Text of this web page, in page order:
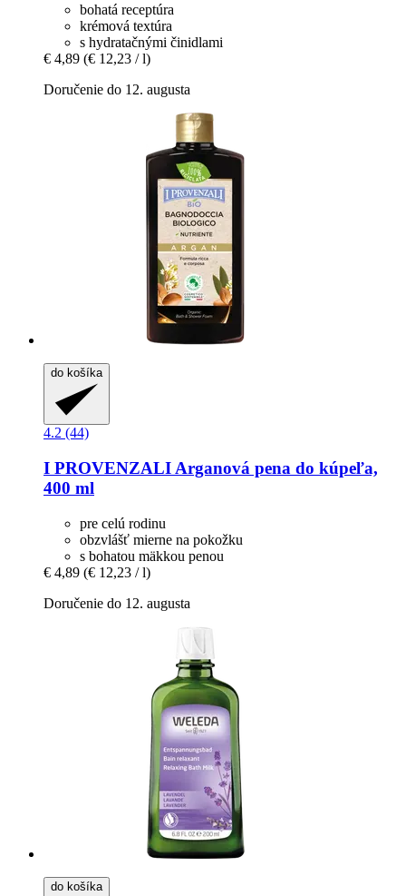
bohatá receptúra
krémová textúra
s hydratačnými činidlami
€ 4,89 (€ 12,23 / l)
Doručenie do 12. augusta
do košíka
4.2 (44)
I PROVENZALI Arganová pena do kúpeľa,
400 ml
pre celú rodinu
obzvlášť mierne na pokožku
s bohatou mäkkou penou
€ 4,89 (€ 12,23 / l)
Doručenie do 12. augusta
do košíka